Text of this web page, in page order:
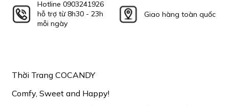
Hotline 0903241926
hỗ trợ từ 8h30 - 23h
mỗi ngày
Giao hàng toàn quốc
Thời Trang COCANDY
Comfy, Sweet and Happy!